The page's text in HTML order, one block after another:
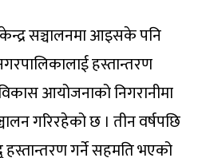
सञ्चालनमा आइसके पनि
हस्तान्तरण
आयोजनाको निगरानीमा
गरिरहेको छ । तीन वर्षपछि
हस्तान्तरण गर्ने सहमति भएको